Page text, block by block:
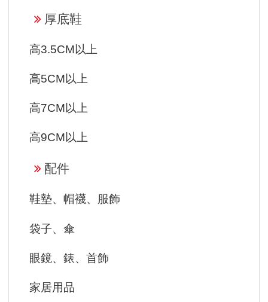
厚底鞋
高3.5CM以上
高5CM以上
高7CM以上
高9CM以上
配件
鞋墊、帽襪、服飾
袋子、傘
眼鏡、錶、首飾
家居用品